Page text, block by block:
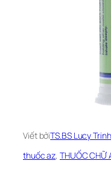
Viết bởiTS.BS Lucy Trinh
thuốc az, THUỐC CHỮ